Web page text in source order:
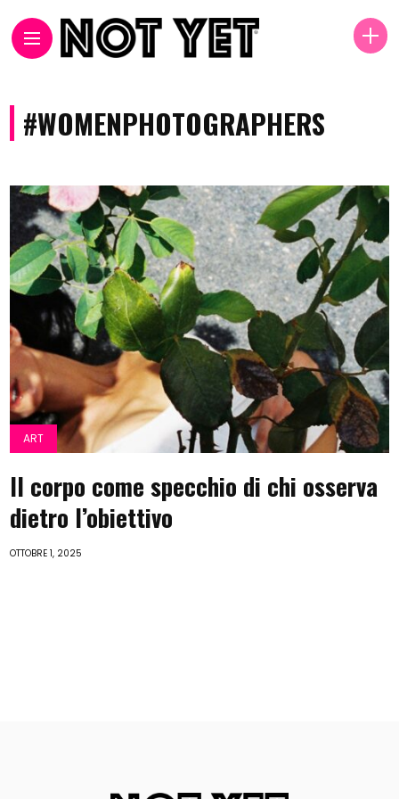
#WOMENPHOTOGRAPHERS
ART
Il corpo come specchio di chi osserva
dietro l’obiettivo
OTTOBRE 1, 2025